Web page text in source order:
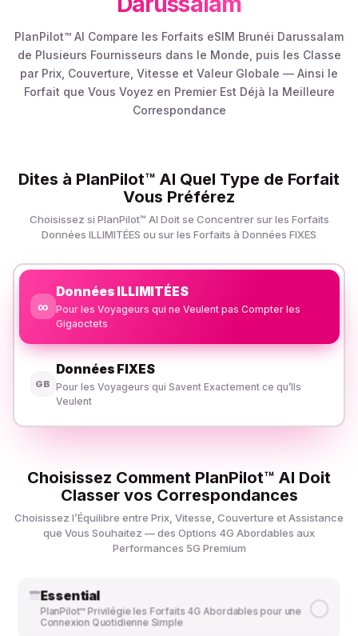
PlanPilot™ AI Compare les Forfaits eSIM Brunéi Darussalam
de Plusieurs Fournisseurs dans le Monde, puis les Classe
par Prix, Couverture, Vitesse et Valeur Globale — Ainsi le
Forfait que Vous Voyez en Premier Est Déjà la Meilleure
Correspondance
Dites à PlanPilot™ AI Quel Type de Forfait
Vous Préférez
Choisissez si PlanPilot™ AI Doit se Concentrer sur les Forfaits
Données ILLIMITÉES ou sur les Forfaits à Données FIXES
∞
Données ILLIMITÉES
Pour les Voyageurs qui ne Veulent pas Compter les
Gigaoctets
GB
Données FIXES
Pour les Voyageurs qui Savent Exactement ce qu’Ils
Veulent
Choisissez Comment PlanPilot™ AI Doit
Classer vos Correspondances
Choisissez l’Équilibre entre Prix, Vitesse, Couverture et Assistance
que Vous Souhaitez — des Options 4G Abordables aux
Performances 5G Premium
Essential
PlanPilot™ Privilégie les Forfaits 4G Abordables pour une
Connexion Quotidienne Simple